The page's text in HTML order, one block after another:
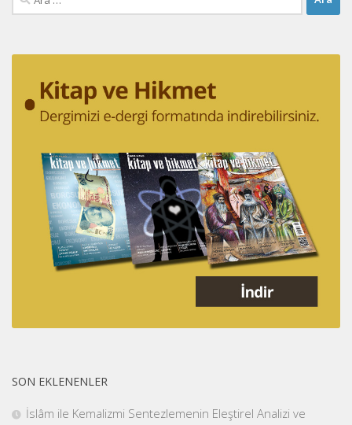
SON EKLENENLER
İslâm ile Kemalizmi Sentezlemenin Eleştirel Analizi ve